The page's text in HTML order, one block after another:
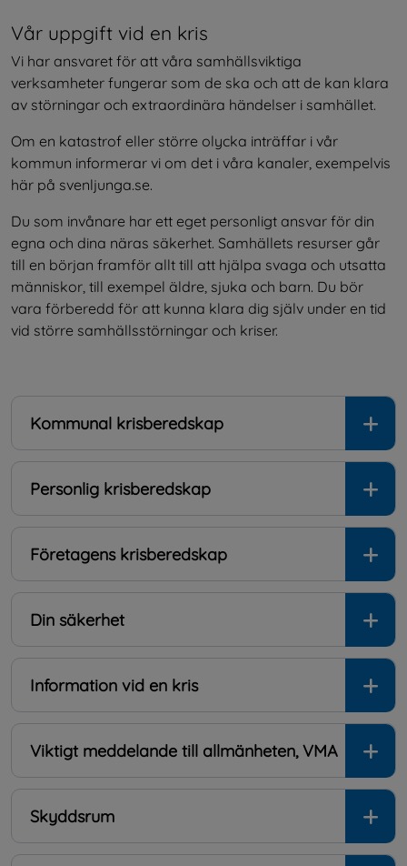
Vår uppgift vid en kris
Vi har ansvaret för att våra samhällsviktiga
verksamheter fungerar som de ska och att de kan klara
av störningar och extraordinära händelser i samhället.
Om en katastrof eller större olycka inträffar i vår
kommun informerar vi om det i våra kanaler, exempelvis
här på svenljunga.se.
Du som invånare har ett eget personligt ansvar för din
egna och dina näras säkerhet. Samhällets resurser går
till en början framför allt till att hjälpa svaga och utsatta
människor, till exempel äldre, sjuka och barn. Du bör
vara förberedd för att kunna klara dig själv under en tid
vid större samhällsstörningar och kriser.
Kommunal krisberedskap
Personlig krisberedskap
Företagens krisberedskap
Din säkerhet
Information vid en kris
Viktigt meddelande till allmänheten, VMA
Skyddsrum